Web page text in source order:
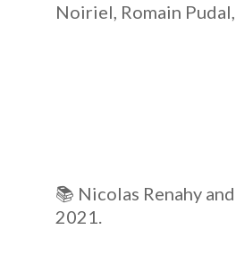
Noiriel, Romain
📚 Nicolas Renahy
2021.